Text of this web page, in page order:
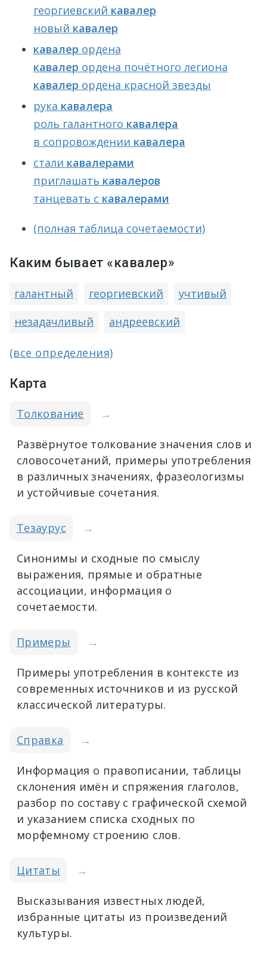
георгиевский кавалер
новый кавалер
кавалер ордена
кавалер ордена почётного легиона
кавалер ордена красной звезды
рука кавалера
роль галантного кавалера
в сопровождении кавалера
стали кавалерами
приглашать кавалеров
танцевать с кавалерами
(полная таблица сочетаемости)
Каким бывает «кавалер»
галантный георгиевский
учтивый
незадачливый
андреевский
(все определения)
Карта
Толкование →
Развёрнутое толкование значения слов и
словосочетаний, примеры употребления
в различных значениях, фразеологизмы
и устойчивые сочетания.
Тезаурус →
Синонимы и сходные по смыслу
выражения, прямые и обратные
ассоциации, информация о
сочетаемости.
Примеры →
Примеры употребления в контексте из
современных источников и из русской
классической литературы.
Справка →
Информация о правописании, таблицы
склонения имён и спряжения глаголов,
разбор по составу с графической схемой
и указанием списка сходных по
морфемному строению слов.
Цитаты →
Высказывания известных людей,
избранные цитаты из произведений
культуры.